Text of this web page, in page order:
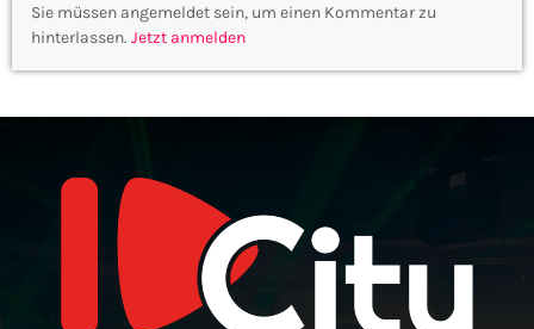
Sie müssen angemeldet sein, um einen Kommentar zu
hinterlassen. Jetzt anmelden